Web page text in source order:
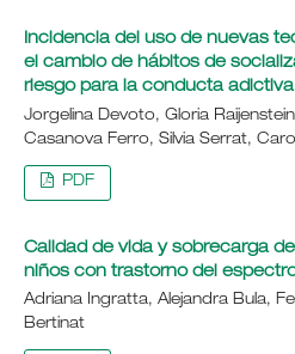
Incidencia del uso de nuevas
el cambio de hábitos de
riesgo para la conducta adictiva
Jorgelina Devoto, Gloria
Casanova Ferro, Silvia Serrat,
PDF
Calidad de vida y sobrecarga
niños con trastorno del
Adriana Ingratta, Alejandra Bula,
Bertinat